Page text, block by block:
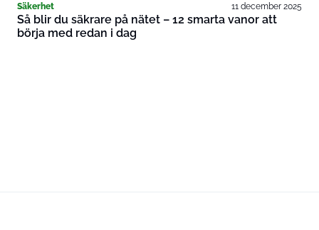
Säkerhet 11 december 2025
Så blir du säkrare på nätet – 12 smarta vanor att
börja med redan i dag